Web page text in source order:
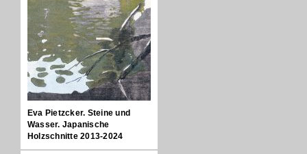
Eva Pietzcker. Steine und
Wasser. Japanische
Holzschnitte 2013-2024